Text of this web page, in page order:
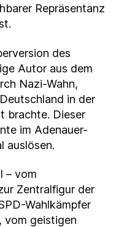
Repräsentanz
des
Autor aus dem
Nazi-Wahn,
in der
brachte. Dieser
im Adenauer-
auslösen.
– vom
Zentralfigur der
Wahlkämpfer
vom geistigen